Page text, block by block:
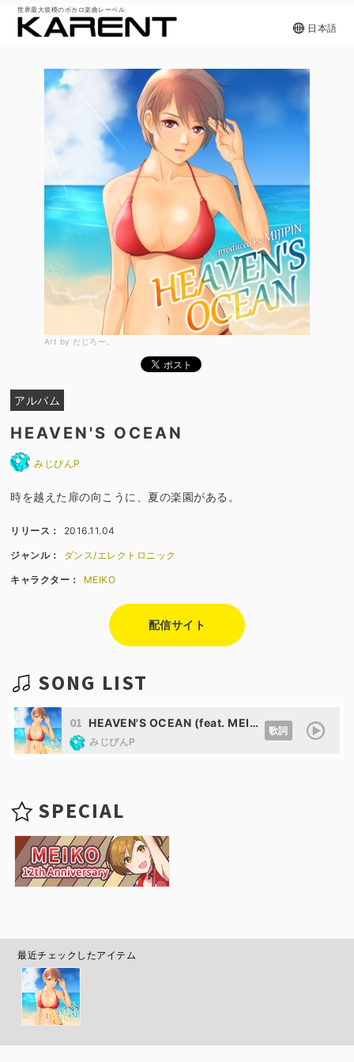
世界最大規模のボカロ楽曲レーベル
日本語
Art by だじろー。
アルバム
HEAVEN'S OCEAN
みじぴんP
時を越えた扉の向こうに、夏の楽園がある。
リリース： 2016.11.04
ジャンル： ダンス/エレクトロニック
キャラクター： MEIKO
配信サイト
SONG LIST
01 HEAVEN'S OCEAN (feat. MEIKO)
みじぴんP
歌詞
SPECIAL
最近チェックしたアイテム